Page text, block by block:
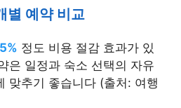
별 예약 비교
정도 비용 절감 효과가 있
은 일정과 숙소 선택의 자유
맞추기 좋습니다 (출처: 여행